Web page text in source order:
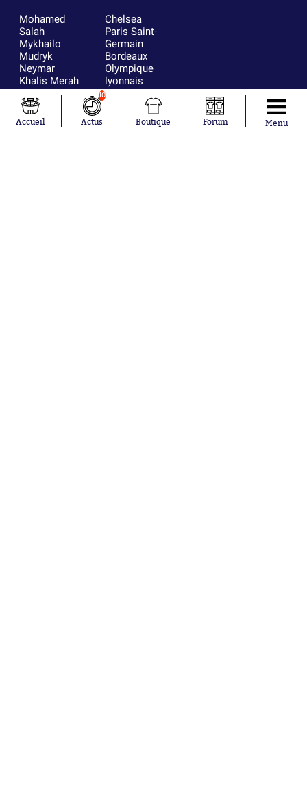
Mohamed
Salah
Mykhailo
Mudryk
Neymar
Khalis Merah
Loïs Openda
Moussa
Niakhaté
Chelsea
Paris Saint-
Germain
Bordeaux
Olympique
lyonnais
FIFA
Real Madrid
RC Strasbourg
AC Milan
Accueil
10
Actus Boutique Forum Menu